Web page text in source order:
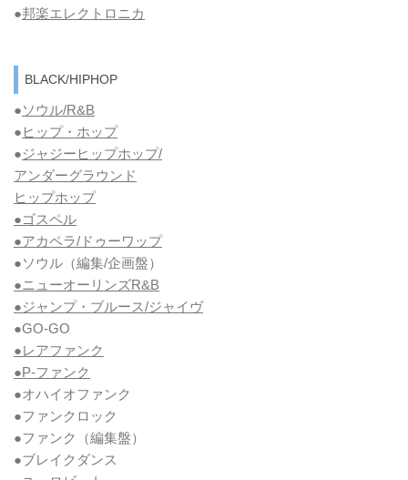
●邦楽エレクトロニカ
BLACK/HIPHOP
●ソウル/R&B
● ヒップ・ホップ
●ジャジーヒップホップ/
アンダーグラウンド
ヒップホップ
●ゴスペル
●アカペラ/ドゥーワップ
●ソウル （編集/企画盤）
●ニューオーリンズR&B
●ジャンプ・ブルース/ジャイヴ
●GO-GO
●レアファンク
●P-ファンク
●オハイオファンク
●ファンクロック
●ファンク
（編集盤）
●ブレイクダンス